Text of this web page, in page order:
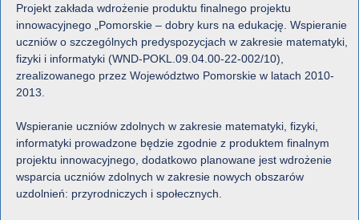
Projekt zakłada wdrożenie produktu finalnego projektu
innowacyjnego „Pomorskie – dobry kurs na edukację. Wspieranie
uczniów o szczególnych predyspozycjach w zakresie matematyki,
fizyki i informatyki (WND-POKL.09.04.00-22-002/10),
zrealizowanego przez Województwo Pomorskie w latach 2010-
2013.
Wspieranie uczniów zdolnych w zakresie matematyki, fizyki,
informatyki prowadzone będzie zgodnie z produktem finalnym
projektu innowacyjnego, dodatkowo planowane jest wdrożenie
wsparcia uczniów zdolnych w zakresie nowych obszarów
uzdolnień: przyrodniczych i społecznych.